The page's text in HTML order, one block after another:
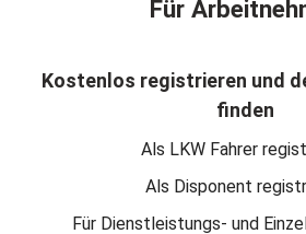
Für
Kostenlos registrieren und
finden
Als LKW Fahrer
Als Disponent
Für Dienstleistungs- und